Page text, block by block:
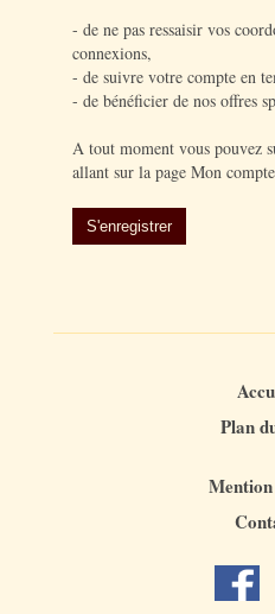
- de ne pas ressaisir vos
connexions,
- de suivre votre compte en
- de bénéficier de nos offres
A tout moment vous pouvez
allant sur la page Mon
Plan